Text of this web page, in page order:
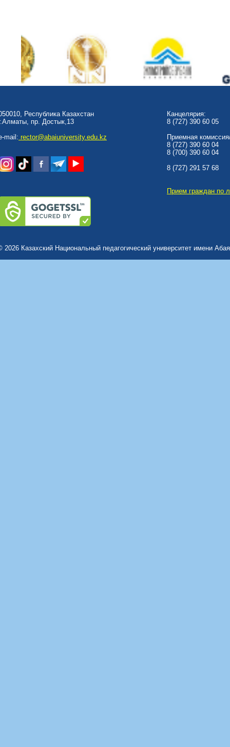
Республика Казахстан
пр. Достык,13
mail: rector@abaiuniversity.edu.kz
Канцелярия:
8 (727) 390 60 05
Приемная
8 (727) 390 60 04
8 (700) 390 60 04
8 (727) 291 57 68
Прием граждан по
2026 Казахский Национальный педагогический университет имени Абая